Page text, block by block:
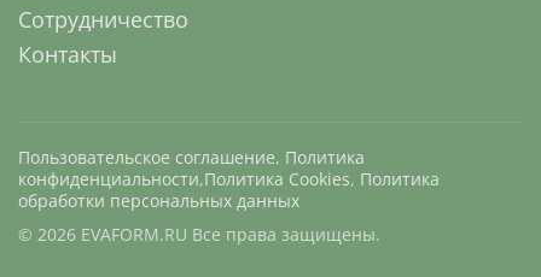
Сотрудничество
Контакты
Пользовательское соглашение, Политика
конфиденциальности,Политика Cookies, Политика
обработки персональных данных
© 2026 EVAFORM.RU Все права защищены.